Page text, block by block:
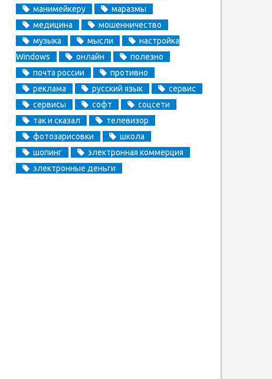
манимейкеру
маразмы
медицина
мошенничество
музыка
мысли
настройка
Windows
онлайн
полезно
почта россии
противно
реклама
русский язык
сервис
сервисы
софт
соцсети
так и сказал
телевизор
фотозарисовки
школа
шопинг
электронная коммерция
электронные деньги